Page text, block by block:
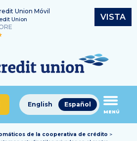
Union Móvil
Union VISTA
¿En
qué
podemos
ayudarle
a
encontrar?
Español
English
MENÚ
de la cooperativa de crédito >